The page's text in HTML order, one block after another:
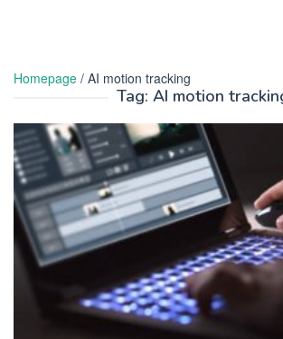
Homepage / AI motion tracking
Tag: AI motion